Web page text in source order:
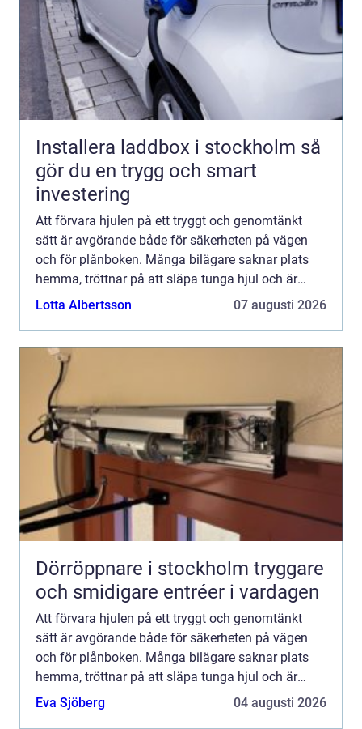
Installera laddbox i stockholm så
gör du en trygg och smart
investering
Att förvara hjulen på ett tryggt och genomtänkt
sätt är avgörande både för säkerheten på vägen
och för plånboken. Många bilägare saknar plats
hemma, tröttnar på att släpa tunga hjul och är
osäkra på hur däcken ska skötas mellan
Lotta Albertsson 07 augusti 2026
Dörröppnare i stockholm tryggare
och smidigare entréer i vardagen
Att förvara hjulen på ett tryggt och genomtänkt
sätt är avgörande både för säkerheten på vägen
och för plånboken. Många bilägare saknar plats
hemma, tröttnar på att släpa tunga hjul och är
osäkra på hur däcken ska skötas mellan
Eva Sjöberg 04 augusti 2026